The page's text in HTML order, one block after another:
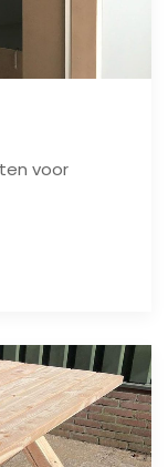
voor